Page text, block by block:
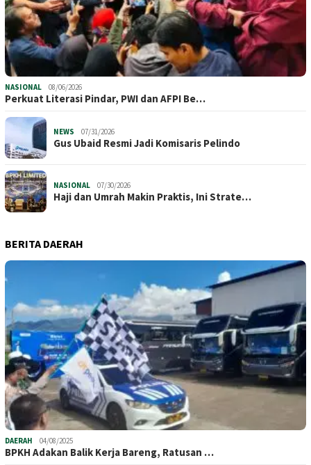
NASIONAL 08/06/2026
Perkuat Literasi Pindar, PWI dan AFPI Be…
NEWS 07/31/2026
​Gus Ubaid Resmi Jadi Komisaris Pelindo
NASIONAL 07/30/2026
Haji dan Umrah Makin Praktis, Ini Strate…
BERITA DAERAH
DAERAH 04/08/2025
BPKH Adakan Balik Kerja Bareng, Ratusan …